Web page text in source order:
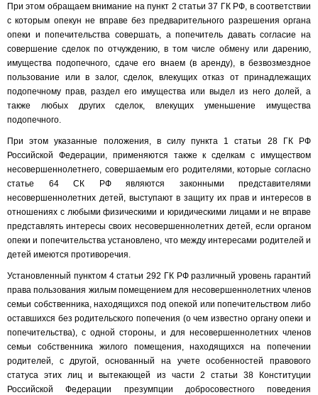
При этом обращаем внимание на пункт 2 статьи 37 ГК РФ, в соответствии
с которым опекун не вправе без предварительного разрешения органа
опеки и попечительства совершать, а попечитель давать согласие на
совершение сделок по отчуждению, в том числе обмену или дарению,
имущества подопечного, сдаче его внаем (в аренду), в безвозмездное
пользование или в залог, сделок, влекущих отказ от принадлежащих
подопечному прав, раздел его имущества или выдел из него долей, а
также любых других сделок, влекущих уменьшение имущества
подопечного.
При этом указанные положения, в силу пункта 1 статьи 28 ГК РФ
Российской Федерации, применяются также к сделкам с имуществом
несовершеннолетнего, совершаемым его родителями, которые согласно
статье 64 СК РФ являются законными представителями
несовершеннолетних детей, выступают в защиту их прав и интересов в
отношениях с любыми физическими и юридическими лицами и не вправе
представлять интересы своих несовершеннолетних детей, если органом
опеки и попечительства установлено, что между интересами родителей и
детей имеются противоречия.
Установленный пунктом 4 статьи 292 ГК РФ различный уровень гарантий
права пользования жилым помещением для несовершеннолетних членов
семьи собственника, находящихся под опекой или попечительством либо
оставшихся без родительского попечения (о чем известно органу опеки и
попечительства), с одной стороны, и для несовершеннолетних членов
семьи собственника жилого помещения, находящихся на попечении
родителей, с другой, основанный на учете особенностей правового
статуса этих лиц и вытекающей из части 2 статьи 38 Конституции
Российской Федерации презумпции добросовестного поведения